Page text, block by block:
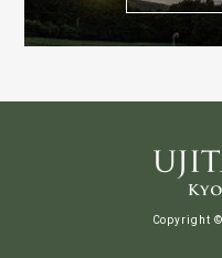
Copyright